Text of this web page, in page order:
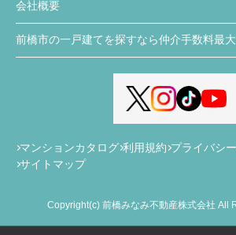
会社概要
前橋市の一戸建てを探すなら仲介手数料最
マンションカタログ 利用規約 プライバシ
サイトマップ
Copyright(c) 前橋みなみ不動産株式会社 All